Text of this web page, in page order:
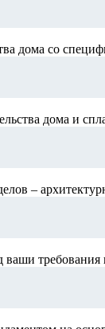
дома со
дома и
–
требования